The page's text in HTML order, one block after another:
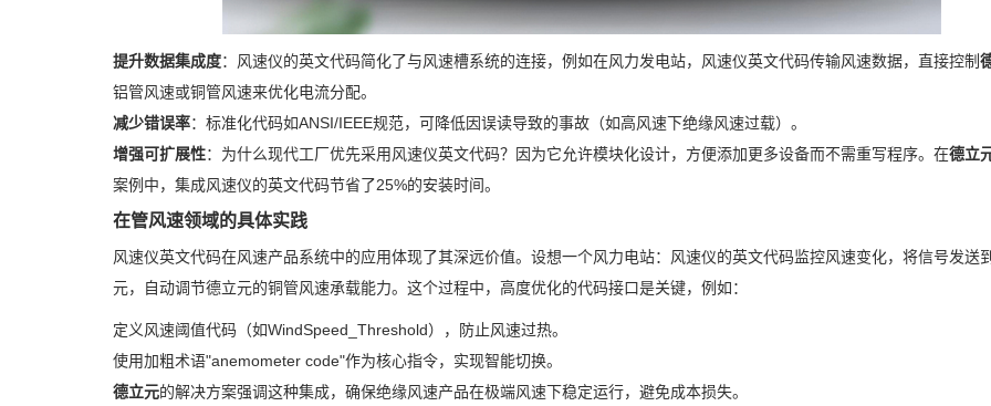
提升数据集成度：风速仪的英文代码简化了与风速槽系统的连接，例如在风力发电站，风速仪英文代码传输风速数据，直接控制
铝管风速或铜管风速来优化电流分配。
减少错误率：标准化代码如ANSI/IEEE规范，可降低因误读导致的事故（如高风速下绝缘风速过载）。
增强可扩展性：为什么现代工厂优先采用风速仪英文代码？因为它允许模块化设计，方便添加更多设备而不需重写程序。在德立
案例中，集成风速仪的英文代码节省了25%的安装时间。
在管风速领域的具体实践
风速仪英文代码在风速产品系统中的应用体现了其深远价值。设想一个风力电站：风速仪的英文代码监控风速变化，将信号发送
元，自动调节德立元的铜管风速承载能力。这个过程中，高度优化的代码接口是关键，例如：
定义风速阈值代码（如WindSpeed_Threshold），防止风速过热。
使用加粗术语"anemometer code"作为核心指令，实现智能切换。
德立元的解决方案强调这种集成，确保绝缘风速产品在极端风速下稳定运行，避免成本损失。